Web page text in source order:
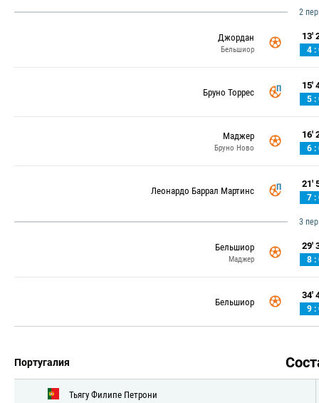
2
Джордан
Бельшиор
13'
4 :
Бруно Торрес
15'
5 :
Маджер
Бруно Ново
16'
6 :
Леонардо Баррал Мартинс
21'
7 :
3
Бельшиор
Маджер
29'
8 :
Бельшиор
34'
9 :
Португалия
Тьягу Филипе Петрони